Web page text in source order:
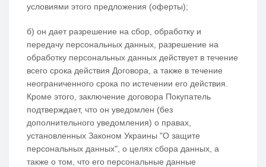
условиями этого предложения (оферты);
б) он дает разрешение на сбор, обработку и
передачу персональных данных, разрешение на
обработку персональных данных действует в течение
всего срока действия Договора, а также в течение
неограниченного срока по истечении его действия.
Кроме этого, заключение договора Покупатель
подтверждает, что он уведомлен (без
дополнительного уведомления) о правах,
установленных Законом Украины "О защите
персональных данных", о целях сбора данных, а
также о том, что его персональные данные